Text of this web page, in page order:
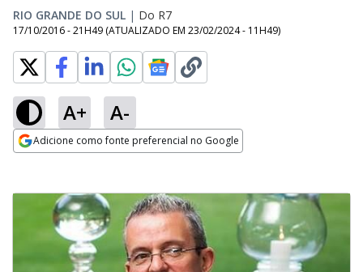
RIO GRANDE DO SUL | Do R7
17/10/2016 - 21H49 (ATUALIZADO EM 23/02/2024 - 11H49)
A+ A-
Adicione como fonte preferencial no Google